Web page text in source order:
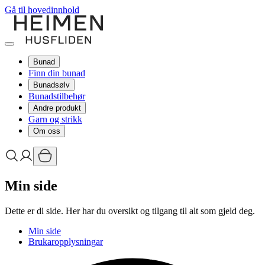
Gå til hovedinnhold
Bunad
Finn din bunad
Bunadsølv
Bunadstilbehør
Andre produkt
Garn og strikk
Om oss
Min side
Dette er di side. Her har du oversikt og tilgang til alt som gjeld deg.
Min side
Brukaropplysningar